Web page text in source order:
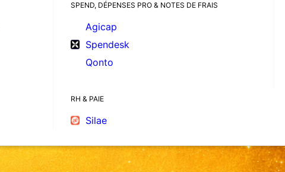
SPEND, DÉPENSES PRO & NOTES DE FRAIS
Agicap
Spendesk
Qonto
RH & PAIE
Silae